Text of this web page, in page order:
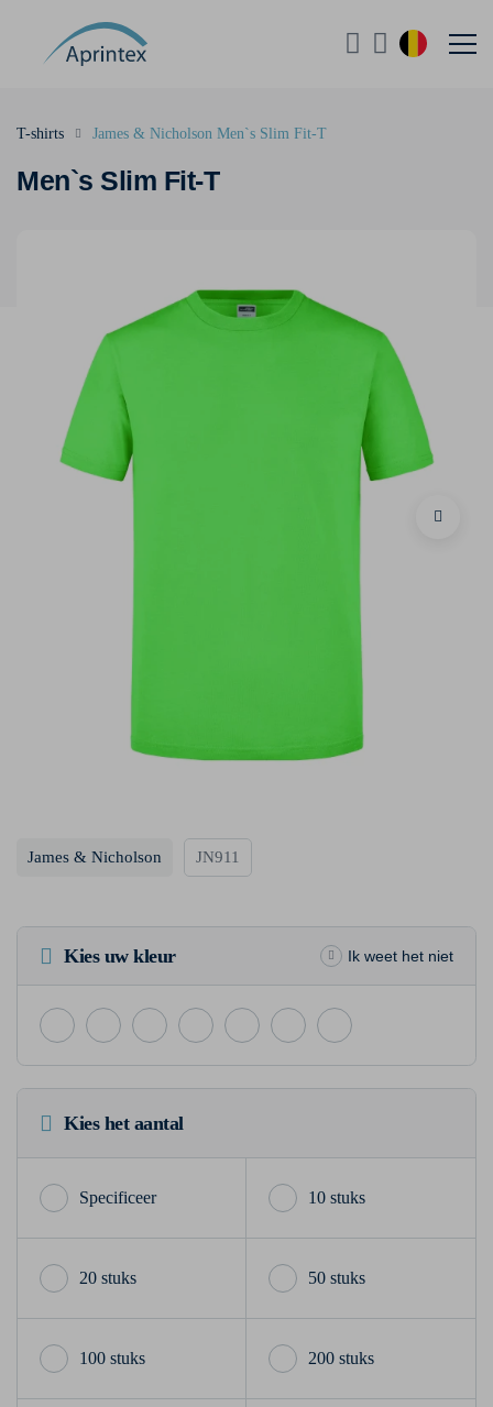
Men`s Slim Fit-T
T-shirts James & Nicholson Men`s Slim Fit-T
James & Nicholson JN911
Kies uw kleur Ik weet het niet
Kies het aantal
10 stuks
20 stuks 50 stuks
100 stuks 200 stuks